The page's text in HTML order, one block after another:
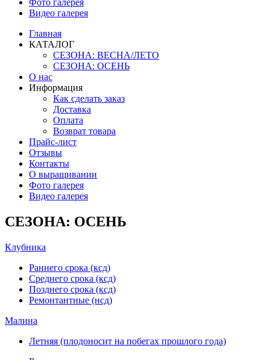
Видео галерея
Главная
КАТАЛОГ
СЕЗОНА: ВЕСНА/ЛЕТО
СЕЗОНА: ОСЕНЬ
О нас
Информация
Как сделать заказ
Доставка
Оплата
Возврат товара
Прайс-лист
Отзывы
Контакты
О выращивании
Фото галерея
Видео галерея
СЕЗОНА: ОСЕНЬ
Клубника
Раннего срока (ксд)
Среднего срока (ксд)
Позднего срока (ксд)
Ремонтантные (нсд)
Малина
Летняя (плодоносит на побегах прошлого года)